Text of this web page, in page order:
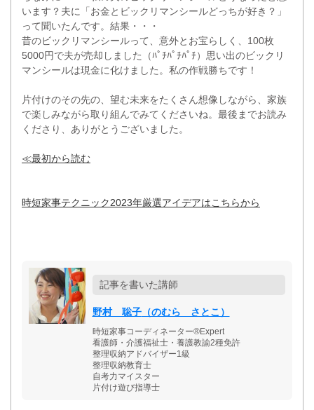
います？夫に「お金とビックリマンシールどっちが好き？」
って聞いたんです。結果・・・
昔のビックリマンシールって、意外とお宝らしく、100枚
5000円で夫が売却しました（ﾊﾟﾁﾊﾟﾁﾊﾟﾁ）思い出のビックリ
マンシールは現金に化けました。私の作戦勝ちです！
片付けのその先の、望む未来をたくさん想像しながら、家族
で楽しみながら取り組んでみてくださいね。最後までお読み
くださり、ありがとうございました。
≪最初から読む
時短家事テクニック2023年厳選アイデアはこちらから
記事を書いた講師
野村 聡子（のむら さとこ）
時短家事コーディネーター®Expert
看護師・介護福祉士・養護教諭2種免許
整理収納アドバイザー1級
整理収納教育士
自考力マイスター
片付け遊び指導士